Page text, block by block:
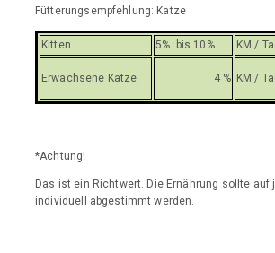
Fütterungsempfehlung: Katze
Kitten 5% bis 10% KM /
Erwachsene Katze 4 % KM /
*Achtung!
Das ist ein Richtwert. Die Ernährung sollte auf
individuell abgestimmt werden.